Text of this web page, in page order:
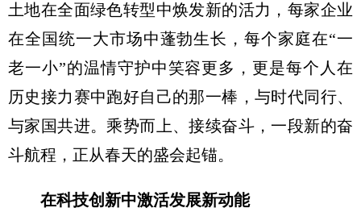
土地在全面绿色转型中焕发新的活力，每家企业
在全国统一大市场中蓬勃生长，每个家庭在“一
老一小”的温情守护中笑容更多，更是每个人在
历史接力赛中跑好自己的那一棒，与时代同行、
与家国共进。乘势而上、接续奋斗，一段新的奋
斗航程，正从春天的盛会起锚。
在科技创新中激活发展新动能